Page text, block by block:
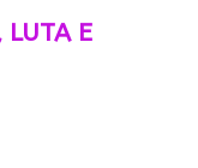
LUTA E